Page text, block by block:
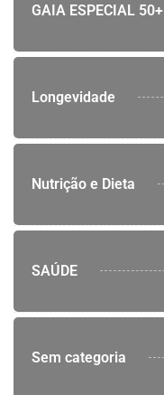
GAIA ESPECIAL 50+
Longevidade
Nutrição e Dieta
SAÚDE
Sem categoria